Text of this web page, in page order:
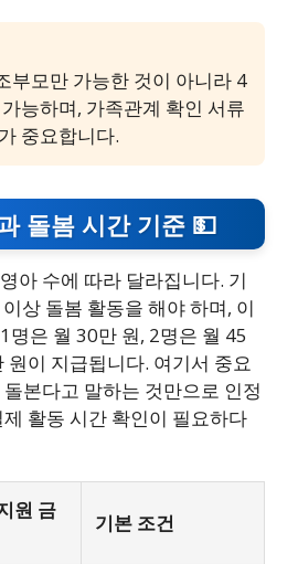
부모만 가능한 것이 아니라 4
능하며, 가족관계 확인 서류
중요합니다.
돌봄 시간 기준 💵
아 수에 따라 달라집니다. 기
상 돌봄 활동을 해야 하며, 이
명은 월 30만 원, 2명은 월 45
원이 지급됩니다. 여기서 중요
본다고 말하는 것만으로 인정
활동 시간 확인이 필요하다
원 금
기본 조건